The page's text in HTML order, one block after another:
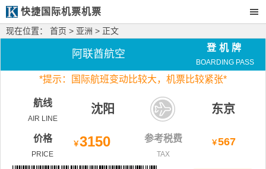
快捷国际机票机票
现在位置： 首页 > 亚洲 > 正文
阿联酋航空
登机牌
BOARDING PASS
*提示：国际航班变动比较大， 机票比较紧张*
航线
AIR LINE
沈阳 东京
价格
PRICE
￥3150 参考税费
TAX
￥567